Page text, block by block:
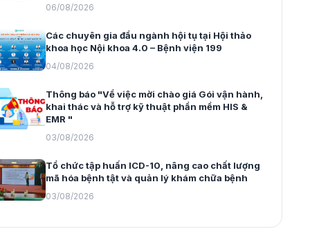
06/08/2026
Các chuyên gia đầu ngành hội tụ tại Hội thảo
khoa học Nội khoa 4.0 – Bệnh viện 199
04/08/2026
Thông báo "Về việc mời chào giá Gói vận hành,
khai thác và hỗ trợ kỹ thuật phần mềm HIS &
EMR "
03/08/2026
Tổ chức tập huấn ICD-10, nâng cao chất lượng
mã hóa bệnh tật và quản lý khám chữa bệnh
03/08/2026